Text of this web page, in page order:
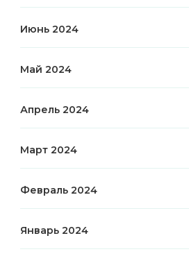
Июнь 2024
Май 2024
Апрель 2024
Март 2024
Февраль 2024
Январь 2024